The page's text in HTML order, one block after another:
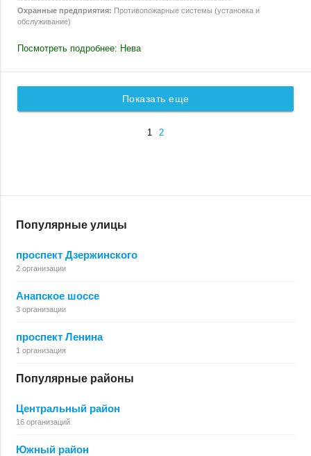
Охранные предприятия: Противопожарные системы (установка и
обслуживание)
Посмотреть подробнее: Нева
Показать еще
1 2
Популярные улицы
проспект Дзержинского
2 организации
Анапское шоссе
3 организации
проспект Ленина
1 организация
Популярные районы
Центральный район
16 организаций
Южный район